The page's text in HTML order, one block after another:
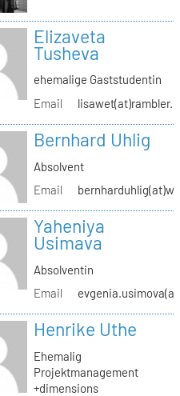
Elizaveta
Tusheva
ehemalige Gaststudentin
Email
Bernhard Uhlig
Absolvent
Email
Yaheniya
Usimava
Absolventin
Email
Henrike Uthe
Ehemalig
Projektmanagement
+dimensions